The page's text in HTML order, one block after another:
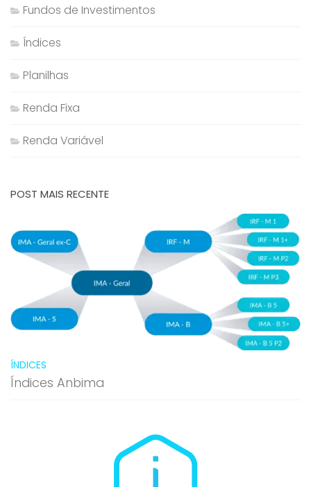
Fundos de Investimentos
Índices
Planilhas
Renda Fixa
Renda Variável
POST MAIS RECENTE
ÍNDICES
Índices Anbima